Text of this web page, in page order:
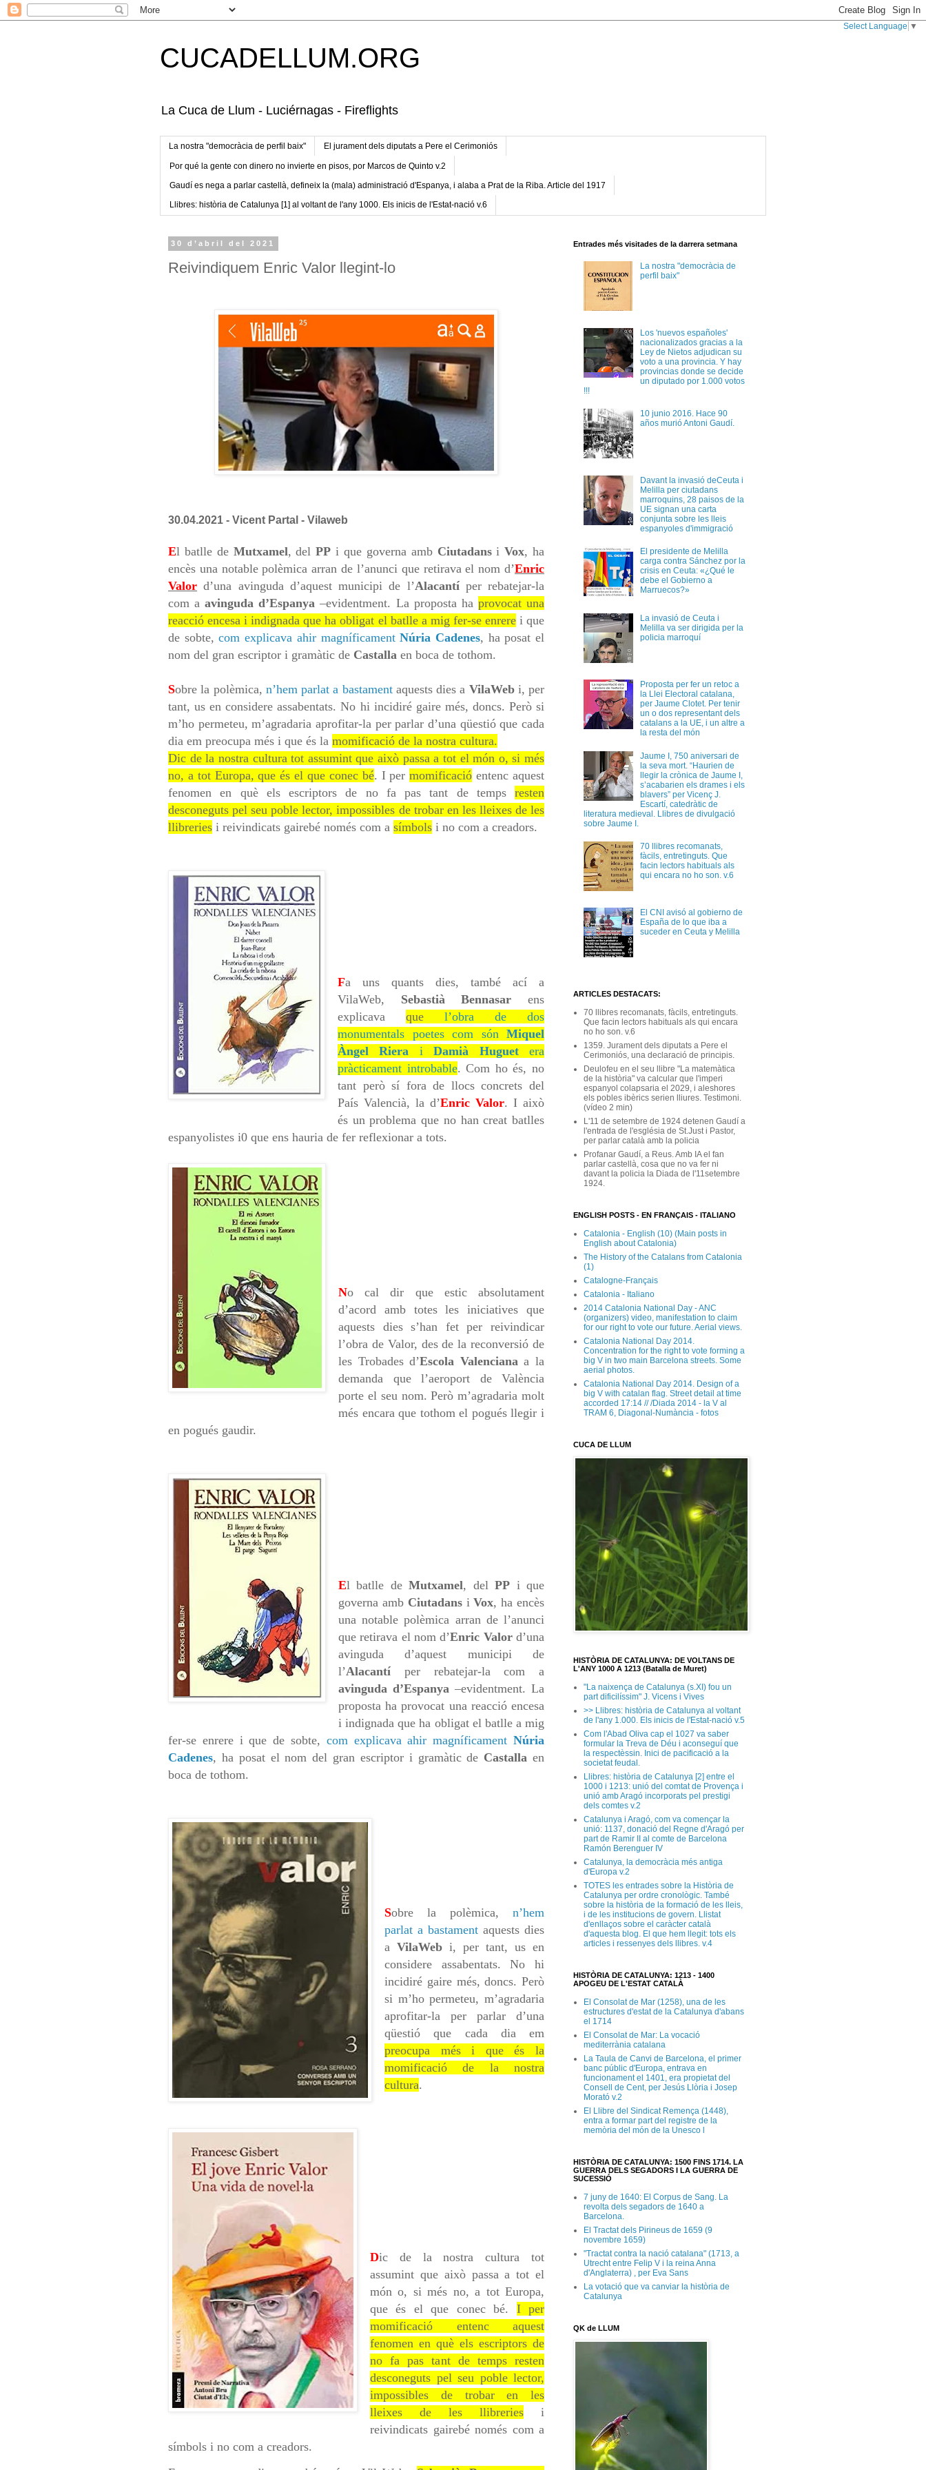
Select Language ▼
CUCADELLUM.ORG
La Cuca de Llum - Luciérnagas - Fireflights
La nostra "democràcia de perfil baix" El jurament dels diputats a Pere el Cerimoniós
Por qué la gente con dinero no invierte en pisos, por Marcos de Quinto v.2
Gaudí es nega a parlar castellà, defineix la (mala) administració d'Espanya, i alaba a Prat de la Riba. Article del 1917
Llibres: història de Catalunya [1] al voltant de l'any 1000. Els inicis de l'Estat-nació v.6
30 d’abril del 2021
Reivindiquem Enric Valor llegint-lo
30.04.2021 - Vicent Partal - Vilaweb
El batlle de Mutxamel, del PP i que governa amb CiutadansiVox, ha
encès una notable polèmica arran de l’anunci que retirava el nom d’Enric
Valor d’una avinguda d’aquest municipi de l’Alacantíper rebatejar-la
com aavinguda d’Espanya –evidentment. La proposta ha provocat una
reacció encesa i indignada que ha obligat el batlle a mig fer-se enrerei que
de sobte, com explicava ahir magníficamentNúria Cadenes, ha posat el
nom del gran escriptor i gramàtic de Castalla en boca de tothom.
Sobre la polèmica, n’hem parlat a bastamentaquests dies a VilaWebi, per
tant, us en considere assabentats. No hi incidiré gaire més, doncs. Però si
m’ho permeteu, m’agradaria aprofitar-la per parlar d’una qüestió que cada
dia em preocupa més i que és la momificació de la nostra cultura.
Dic de la nostra cultura tot assumint que això passa a tot el món o, si més
no, a tot Europa, que és el que conec bé. I permomificació entenc aquest
fenomen en què els escriptors de no fa pas tant de temps resten
desconeguts pel seu poble lector, impossibles de trobar en les lleixes de les
llibreries i reivindicats gairebé només com a símbols i no com a creadors.
Fa uns quants dies, també ací a
VilaWeb, Sebastià Bennasar ens
explicava que l’obra de dos
monumentals poetes com són Miquel
Àngel Riera iDamià Huguetera
pràcticament introbable. Com ho és, no
tant però sí fora de llocs concrets del
País Valencià, la d’Enric Valor. I això
és un problema que no han creat batlles
espanyolistes i0 que ens hauria de fer reflexionar a tots.
No cal dir que estic absolutament
d’acord amb totes les iniciatives que
aquests dies s’han fet per reivindicar
l’obra de Valor, des de la reconversió de
les Trobades d’Escola Valenciana a la
demanda que l’aeroport de València
porte el seu nom. Però m’agradaria molt
més encara que tothom el pogués llegir i
en pogués gaudir.
El batlle deMutxamel, del PP i que
governa amb CiutadansiVox, ha encès
una notable polèmica arran de l’anunci
que retirava el nom d’Enric Valord’una
avinguda d’aquest municipi de
l’Alacantí per rebatejar-la com a
avinguda d’Espanya –evidentment. La
proposta ha provocat una reacció encesa
i indignada que ha obligat el batlle a mig
fer-se enrere i que de sobte, com explicava ahir magníficament Núria
Cadenes, ha posat el nom del gran escriptor i gramàtic de Castalla en
boca de tothom.
Sobre la polèmica, n’hem
parlat a bastament aquests dies
a VilaWeb i, per tant, us en
considere assabentats. No hi
incidiré gaire més, doncs. Però
si m’ho permeteu, m’agradaria
aprofitar-la per parlar d’una
qüestió que cada dia em
preocupa més i que és la
momificació de la nostra
cultura.
Dic de la nostra cultura tot
assumint que això passa a tot el
món o, si més no, a tot Europa,
que és el que conec bé. I per
momificació entenc aquest
fenomen en què els escriptors de
no fa pas tant de temps resten
desconeguts pel seu poble lector,
impossibles de trobar en les
lleixes de les llibreries i
reivindicats gairebé només com a
símbols i no com a creadors.
Entrades més visitades de la darrera setmana
La nostra "democràcia de
perfil baix"
Los 'nuevos españoles'
nacionalizados gracias a la
Ley de Nietos adjudican su
voto a una provincia. Y hay
provincias donde se decide
un diputado por 1.000 votos
!!!
10 junio 2016. Hace 90
años murió Antoni Gaudí.
Davant la invasió deCeuta i
Melilla per ciutadans
marroquins, 28 paisos de la
UE signan una carta
conjunta sobre les lleis
espanyoles d'immigració
El presidente de Melilla
carga contra Sánchez por la
crisis en Ceuta: «¿Qué le
debe el Gobierno a
Marruecos?»
La invasió de Ceuta i
Melilla va ser dirigida per la
policia marroquí
Proposta per fer un retoc a
la Llei Electoral catalana,
per Jaume Clotet. Per tenir
un o dos representant dels
catalans a la UE, i un altre a
la resta del món
Jaume I, 750 aniversari de
la seva mort. “Haurien de
llegir la crònica de Jaume I,
s’acabarien els drames i els
blavers” per Vicenç J.
Escartí, catedràtic de
literatura medieval. Llibres de divulgació
sobre Jaume I.
70 llibres recomanats,
fàcils, entretinguts. Que
facin lectors habituals als
qui encara no ho son. v.6
El CNI avisó al gobierno de
España de lo que iba a
suceder en Ceuta y Melilla
ARTICLES DESTACATS:
70 llibres recomanats, fàcils, entretinguts.
Que facin lectors habituals als qui encara
no ho son. v.6
1359. Jurament dels diputats a Pere el
Cerimoniós, una declaració de principis.
Deulofeu en el seu llibre "La matemàtica
de la història" va calcular que l'imperi
espanyol colapsaria el 2029, i aleshores
els pobles ibèrics serien lliures. Testimoni.
(vídeo 2 min)
L'11 de setembre de 1924 detenen Gaudí a
l'entrada de l'església de St.Just i Pastor,
per parlar català amb la policia
Profanar Gaudí, a Reus. Amb IA el fan
parlar castellà, cosa que no va fer ni
davant la policia la Diada de l'11setembre
1924.
ENGLISH POSTS - EN FRANÇAIS - ITALIANO
Catalonia - English (10) (Main posts in
English about Catalonia)
The History of the Catalans from Catalonia
(1)
Catalogne-Français
Catalonia - Italiano
2014 Catalonia National Day - ANC
(organizers) video, manifestation to claim
for our right to vote our future. Aerial views.
Catalonia National Day 2014.
Concentration for the right to vote forming a
big V in two main Barcelona streets. Some
aerial photos.
Catalonia National Day 2014. Design of a
big V with catalan flag. Street detail at time
accorded 17:14 // /Diada 2014 - la V al
TRAM 6, Diagonal-Numància - fotos
CUCA DE LLUM
HISTÒRIA DE CATALUNYA: DE VOLTANS DE
L'ANY 1000 A 1213 (Batalla de Muret)
"La naixença de Catalunya (s.XI) fou un
part dificilíssim" J. Vicens i Vives
>> Llibres: història de Catalunya al voltant
de l'any 1.000. Els inicis de l'Estat-nació v.5
Com l'Abad Oliva cap el 1027 va saber
formular la Treva de Déu i aconseguí que
la respectèssin. Inici de pacificació a la
societat feudal.
Llibres: història de Catalunya [2] entre el
1000 i 1213: unió del comtat de Provença i
unió amb Aragó incorporats pel prestigi
dels comtes v.2
Catalunya i Aragó, com va començar la
unió: 1137, donació del Regne d'Aragó per
part de Ramir II al comte de Barcelona
Ramón Berenguer IV
Catalunya, la democràcia més antiga
d'Europa v.2
TOTES les entrades sobre la Història de
Catalunya per ordre cronològic. També
sobre la història de la formació de les lleis,
i de les institucions de govern. Llistat
d'enllaços sobre el caràcter català
d'aquesta blog. El que hem llegit: tots els
articles i ressenyes dels llibres. v.4
HISTÒRIA DE CATALUNYA: 1213 - 1400
APOGEU DE L'ESTAT CATALÀ
El Consolat de Mar (1258), una de les
estructures d'estat de la Catalunya d'abans
el 1714
El Consolat de Mar: La vocació
mediterrània catalana
La Taula de Canvi de Barcelona, el primer
banc públic d'Europa, entrava en
funcionament el 1401, era propietat del
Consell de Cent, per Jesús Llòria i Josep
Morató v.2
El Llibre del Sindicat Remença (1448),
entra a formar part del registre de la
memòria del món de la Unesco l
HISTÒRIA DE CATALUNYA: 1500 FINS 1714. LA
GUERRA DELS SEGADORS I LA GUERRA DE
SUCESSIÓ
7 juny de 1640: El Corpus de Sang. La
revolta dels segadors de 1640 a
Barcelona.
El Tractat dels Pirineus de 1659 (9
novembre 1659)
"Tractat contra la nació catalana" (1713, a
Utrecht entre Felip V i la reina Anna
d'Anglaterra) , per Eva Sans
La votació que va canviar la història de
Catalunya
QK de LLUM